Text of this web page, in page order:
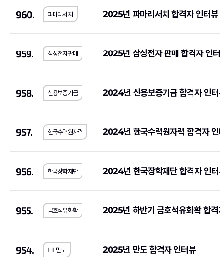
960. 파마리서치 2025년 파마리서치 합격자 인터뷰
959. 삼성전자판매 2025년 삼성전자 판매 합격자 인
958. 신용보증기금 2024년 신용보증기금 합격자 인
957. 한국수력원자력 2024년 한국수력원자력 합격자
956. 한국장학재단 2024년 한국장학재단 합격자 인
955. 금호석유화학 2025년 하반기 금호석유화확 합격
954. HL만도 2025년 만도 합격자 인터뷰